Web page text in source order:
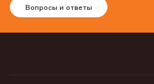
Вопросы и ответы